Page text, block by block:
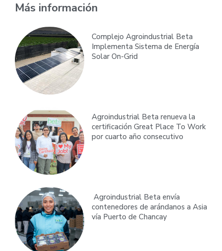
Más información
Complejo Agroindustrial Beta
Implementa Sistema de Energía
Solar On-Grid
Agroindustrial Beta renueva la
certificación Great Place To Work
por cuarto año consecutivo
Agroindustrial Beta envía
contenedores de arándanos a Asia
vía Puerto de Chancay